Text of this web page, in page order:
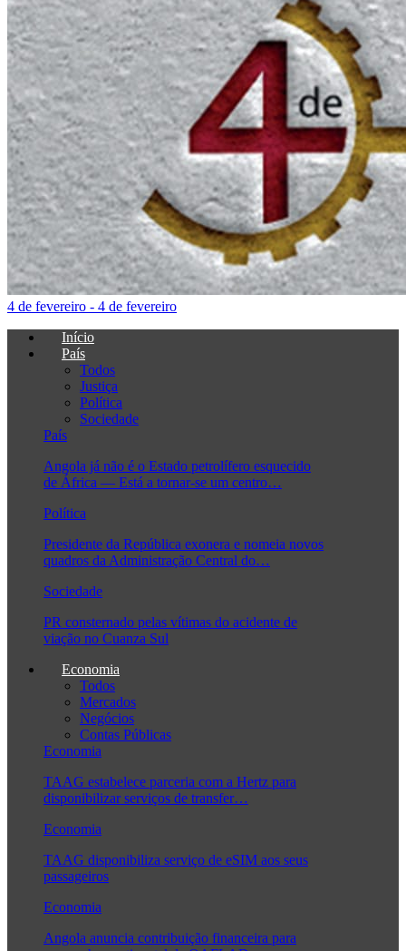
4 de fevereiro - 4 de fevereiro
Início
País
Todos
Justiça
Política
Sociedade
País
Angola já não é o Estado petrolífero esquecido
de África — Está a tornar-se um centro…
Política
Presidente da República exonera e nomeia novos
quadros da Administração Central do…
Sociedade
PR consternado pelas vítimas do acidente de
viação no Cuanza Sul
Economia
Todos
Mercados
Negócios
Contas Públicas
Economia
TAAG estabelece parceria com a Hertz para
disponibilizar serviços de transfer…
Economia
TAAG disponibiliza serviço de eSIM aos seus
passageiros
Economia
Angola anuncia contribuição financeira para